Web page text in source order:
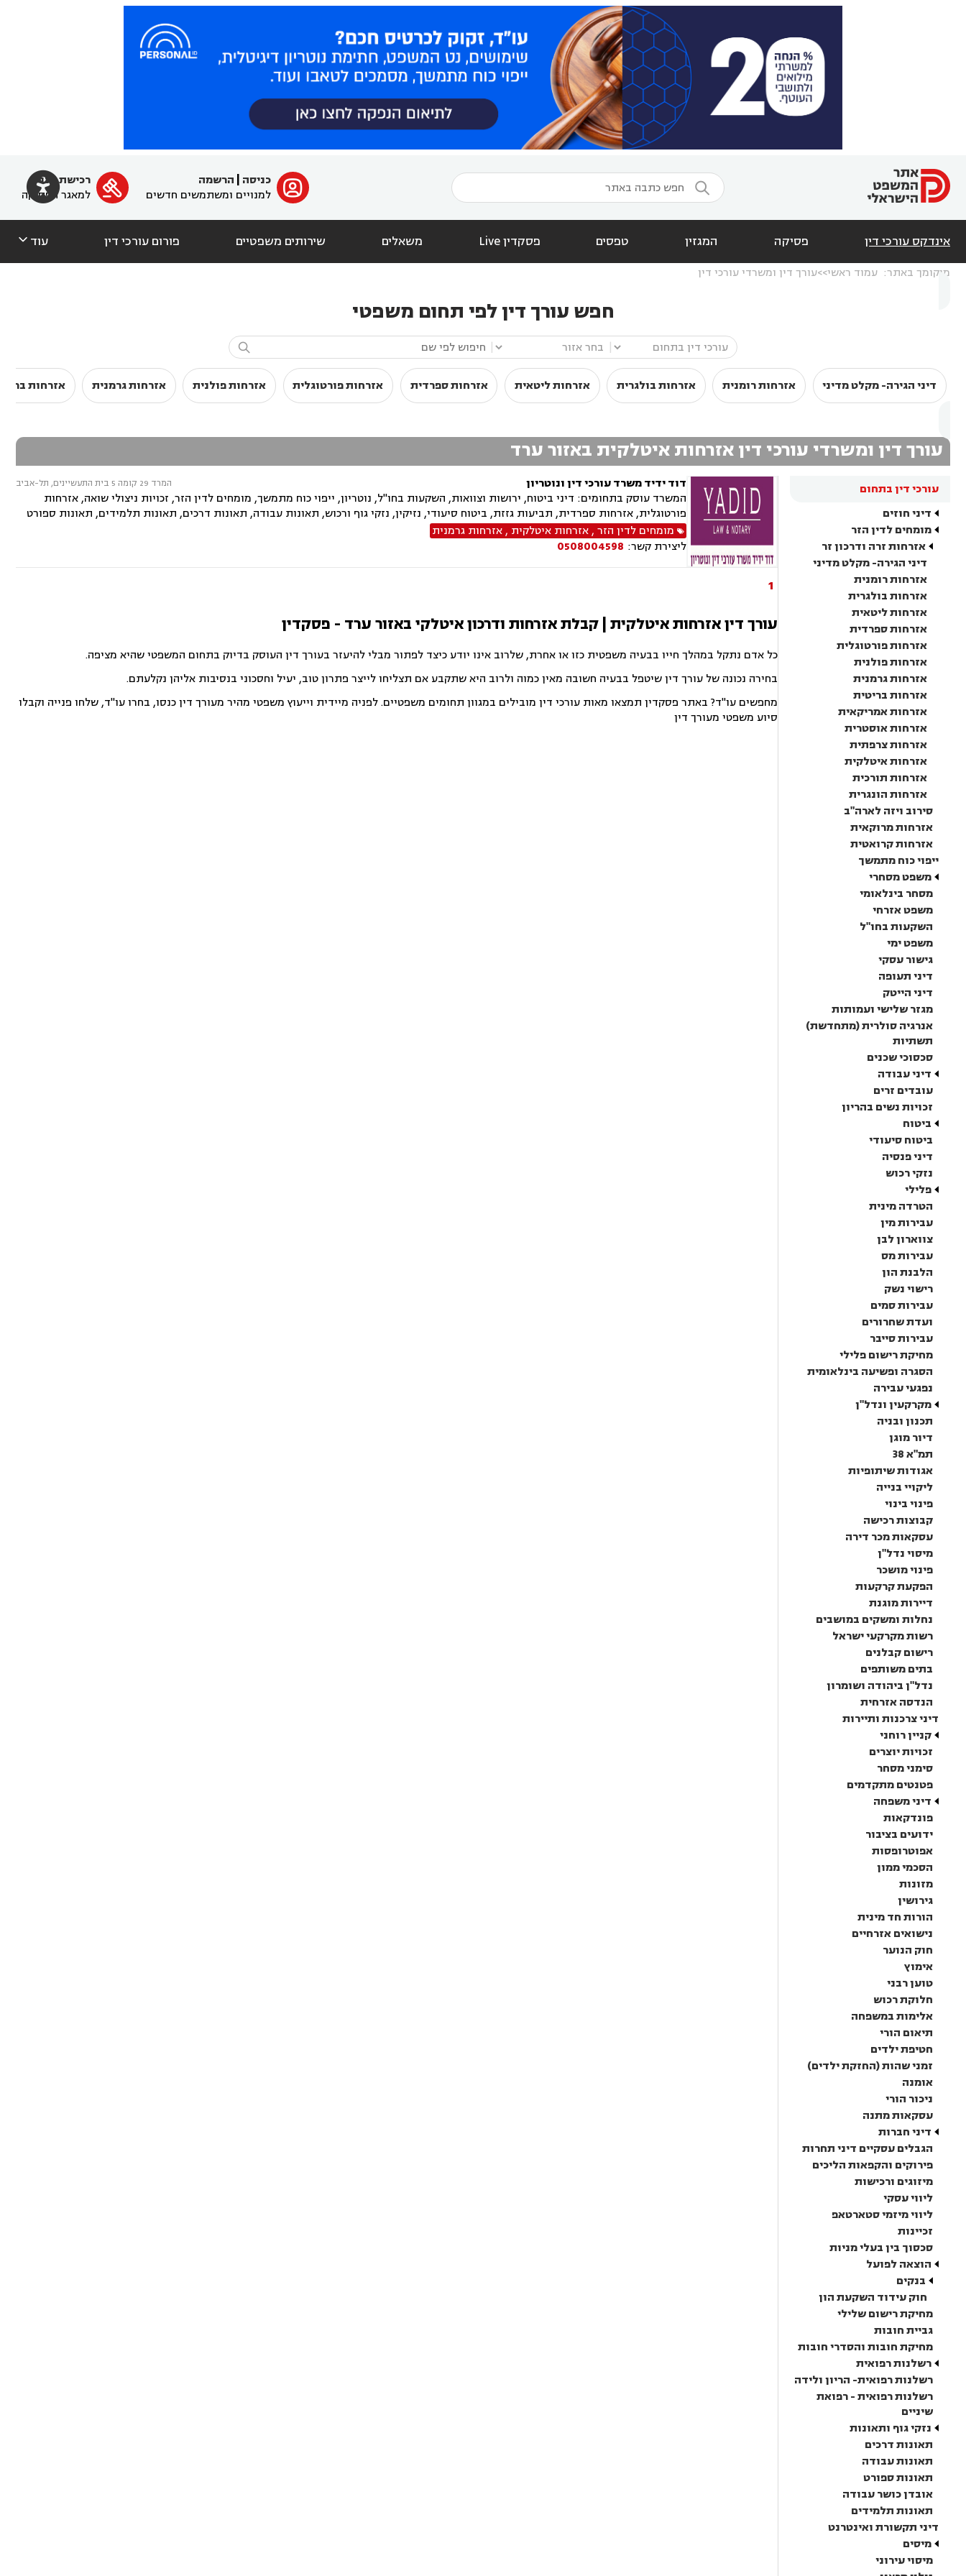
  ﱐ כניסה
הרשמה
למנויים ומשתמשים חדשים

רכישת מנוי
למאגר הפסיקה
אינדקס עורכי דין פסיקה המגזין טפסים פסקדין Live משאלים שירותים משפטיים פורום עורכי דין עוד 
מיקומך באתר: עמוד ראשי עורך דין ומשרדי עורכי דין
חפש עורך דין לפי תחום משפטי

דיני הגירה- מקלט מדיני אזרחות רומנית אזרחות בולגרית אזרחות ליטאית אזרחות ספרדית אזרחות פורטוגלית אזרחות פולנית אזרחות גרמנית אזרחות
עורך דין ומשרדי עורכי דין אזרחות איטלקית באזור ערד
עורכי דין בתחום
דיני חוזים
מומחים לדין הזר
אזרחות זרה ודרכון זר
דיני הגירה- מקלט מדיני
אזרחות רומנית
אזרחות בולגרית
אזרחות ליטאית
אזרחות ספרדית
אזרחות פורטוגלית
אזרחות פולנית
אזרחות גרמנית
אזרחות בריטית
אזרחות אמריקאית
אזרחות אוסטרית
אזרחות צרפתית
אזרחות איטלקית
אזרחות תורכית
אזרחות הונגרית
סירוב ויזה לארה"ב
אזרחות מרוקאית
אזרחות קרואטית
ייפוי כוח מתמשך
משפט מסחרי
מסחר בינלאומי
משפט אזרחי
השקעות בחו"ל
משפט ימי
גישור עסקי
דיני תעופה
דיני הייטק
מגזר שלישי ועמותות
אנרגיה סולרית (מתחדשת)
תשתיות
סכסוכי שכנים
דיני עבודה
עובדים זרים
זכויות נשים בהריון
ביטוח
ביטוח סיעודי
דיני פנסיה
נזקי רכוש
פלילי
הטרדה מינית
עבירות מין
צווארון לבן
עבירות מס
הלבנת הון
רישוי נשק
עבירות סמים
ועדת שחרורים
עבירות סייבר
מחיקת רישום פלילי
הסגרה ופשיעה בינלאומית
נפגעי עבירה
מקרקעין ונדל"ן
תכנון ובניה
דיור מוגן
תמ"א 38
אגודות שיתופיות
ליקויי בנייה
פינוי בינוי
קבוצות רכישה
עסקאות מכר דירה
מיסוי נדל"ן
פינוי מושכר
הפקעת קרקעות
דיירות מוגנת
נחלות ומשקים במושבים
רשות מקרקעי ישראל
רישום קבלנים
בתים משותפים
נדל"ן ביהודה ושומרון
הנדסה אזרחית
דיני צרכנות ותיירות
קניין רוחני
זכויות יוצרים
סימני מסחר
פטנטים מתקדמים
דיני משפחה
פונדקאות
ידועים בציבור
אפוטרופסות
הסכמי ממון
מזונות
גירושין
הורות חד מינית
נישואים אזרחיים
חוק הנוער
אימוץ
טוען רבני
חלוקת רכוש
אלימות במשפחה
תיאום הורי
חטיפת ילדים
זמני שהות (החזקת ילדים)
אומנה
ניכור הורי
עסקאות מתנה
דיני חברות
הגבלים עסקיים דיני תחרות
פירוקים והקפאות הליכים
מיזוגים ורכישות
ליווי עסקי
ליווי מיזמי סטארטאפ
זכיינות
סכסוך בין בעלי מניות
הוצאה לפועל
בנקים
חוק עידוד השקעת הון
מחיקת רישום שלילי
גביית חובות
מחיקת חובות והסדרי חובות
רשלנות רפואית
רשלנות רפואית- הריון ולידה
רשלנות רפואית - רפואת
שיניים
נזקי גוף ותאונות
תאונות דרכים
תאונות עבודה
תאונות ספורט
אובדן כושר עבודה
תאונות תלמידים
דיני תקשורת ואינטרנט
מיסים
מיסוי עירוני
דוד ידיד משרד עורכי דין ונוטריון המרד 29 קומה 5 בית התעשיינים, תל-אביב
המשרד עוסק בתחומים: דיני ביטוח, ירושות וצוואות, השקעות בחו"ל, נוטריון, ייפוי כוח מתמשך, מומחים לדין הזר, זכויות ניצולי שואה, אזרחות
פורטוגלית, אזרחות ספרדית, תביעות גזזת, ביטוח סיעודי, נזיקין, נזקי גוף ורכוש, תאונות עבודה, תאונות דרכים, תאונות תלמידים, תאונות ספורט
מומחים לדין הזר,אזרחות איטלקית ,אזרחות גרמנית
ליצירת קשר: 0508004598
1
עורך דין אזרחות איטלקית | קבלת אזרחות ודרכון איטלקי באזור ערד - פסקדין
כל אדם נתקל במהלך חייו בבעיה משפטית כזו או אחרת, שלרוב אינו יודע כיצד לפתור מבלי להיעזר בעורך דין העוסק בדיוק בתחום המשפטי שהיא מציפה.
בחירה נכונה של עורך דין שיטפל בבעיה חשובה מאין כמוה ולרוב היא שתקבע אם תצליחו לייצר פתרון טוב, יעיל וחסכוני בנסיבות אליהן נקלעתם.
מחפשים עו"ד? באתר פסקדין תמצאו מאות עורכי דין מובילים במגוון תחומים משפטיים. לפניה מיידית וייעוץ משפטי מהיר מעורך דין כנסו, בחרו עו"ד, שלחו פנייה וקבלו
סיוע משפטי מעורך דין